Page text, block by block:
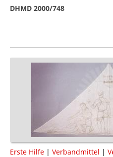
DHMD 2000/748
Erste Hilfe | Verbandmittel |